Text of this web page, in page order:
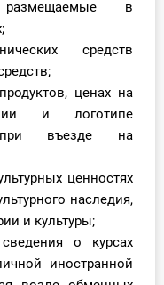
размещаемые в
средств
ценах на
и логотипе
при въезде на
ценностях
наследия,
и культуры;
о курсах
иностранной